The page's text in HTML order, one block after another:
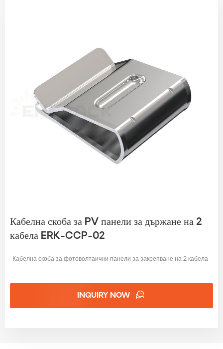
Кабелна скоба за PV панели за държане на 2
кабела ERK-CCP-02
Кабелна скоба за фотоволтаични панели за закрепване на 2 кабела
INQUIRY NOW